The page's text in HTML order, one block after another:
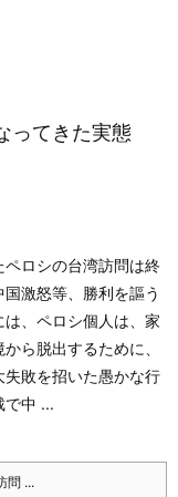
ってきた実態
ロシの台湾訪問は終
激怒等、勝利を謳う
、ペロシ個人は、家
ら脱出するために、
敗を招いた愚かな行
で中 ...
問 ...